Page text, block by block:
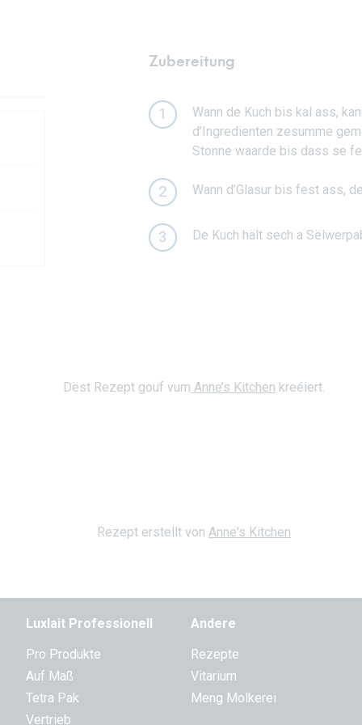
Zubereitung
1
Wann de Kuch bis kal ass,
d’Ingredienten zesumme
Stonne waarde bis dass se
2 Wann d’Glasur bis fest ass,
3 De Kuch hält sech a
Dëst Rezept gouf vum Anne’s Kitchen kreéiert.
Rezept erstellt von Anne's Kitchen
Luxlait Pro­fes­si­o­nell
Pro Produkte
Auf Maß
Tetra Pak
Vertrieb
Andere
Rezepte
Vitarium
Meng Molkerei